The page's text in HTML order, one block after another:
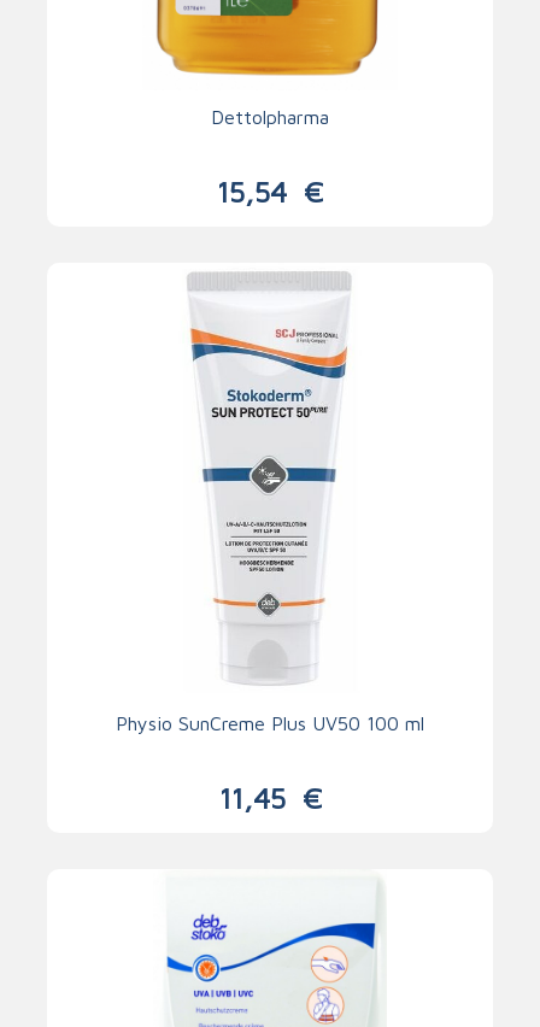
Dettolpharma
15,54 €
Physio SunCreme Plus UV50 100 ml
11,45 €